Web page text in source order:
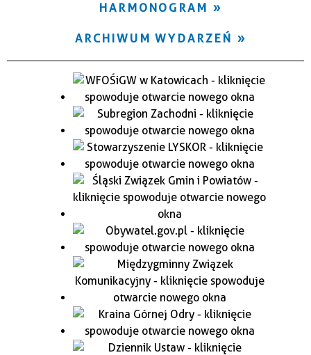
HARMONOGRAM
ARCHIWUM WYDARZEŃ